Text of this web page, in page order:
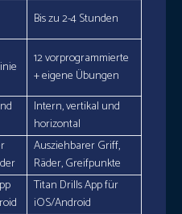
Bis zu 2-4 Stunden
12 vorprogrammierte
+ eigene Übungen
Intern, vertikal und
horizontal
Ausziehbarer Griff,
Räder, Greifpunkte
Titan Drills App für
iOS/Android